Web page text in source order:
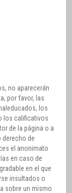
no aparecerán
por favor, las
los
los calificativos
de la página o a
de
el anonimato
en caso de
en el que
insultados o
sobre un mismo